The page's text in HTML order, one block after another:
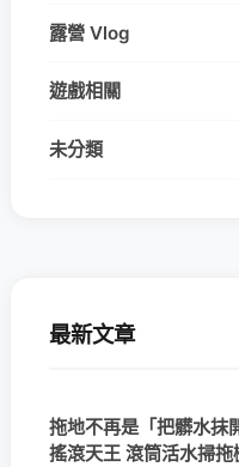
露營 Vlog
遊戲相關
未分類
最新文章
拖地不再是「把髒水
搖滾天王 滾筒活水掃拖